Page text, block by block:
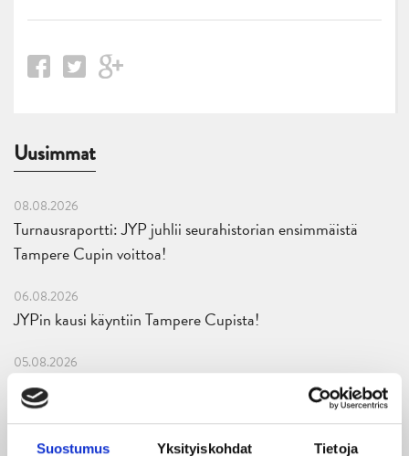
Suostumus Yksityiskohdat Tietoja
Uusimmat
08.08.2026
Turnausraportti: JYP juhlii seurahistorian ensimmäistä
Tampere Cupin voittoa!
06.08.2026
JYPin kausi käyntiin Tampere Cupista!
05.08.2026
JYPin kapteenisto Liiga-kauteen 2026–2027 on nimetty
04.08.2026